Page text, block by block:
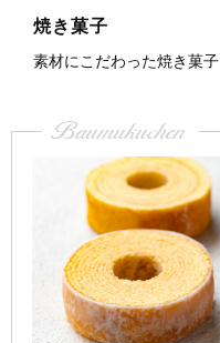
焼き菓子
素材にこだわった焼き菓子
Baumukuchen